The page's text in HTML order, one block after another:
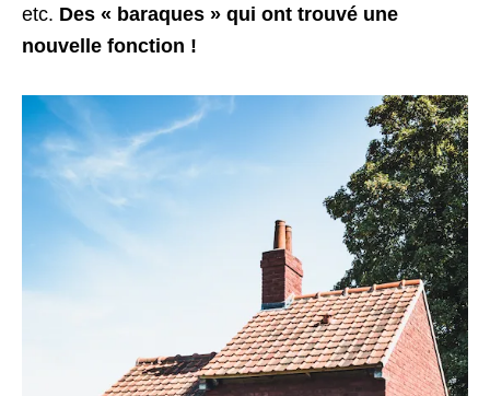
etc. Des « baraques » qui ont trouvé une
nouvelle fonction !